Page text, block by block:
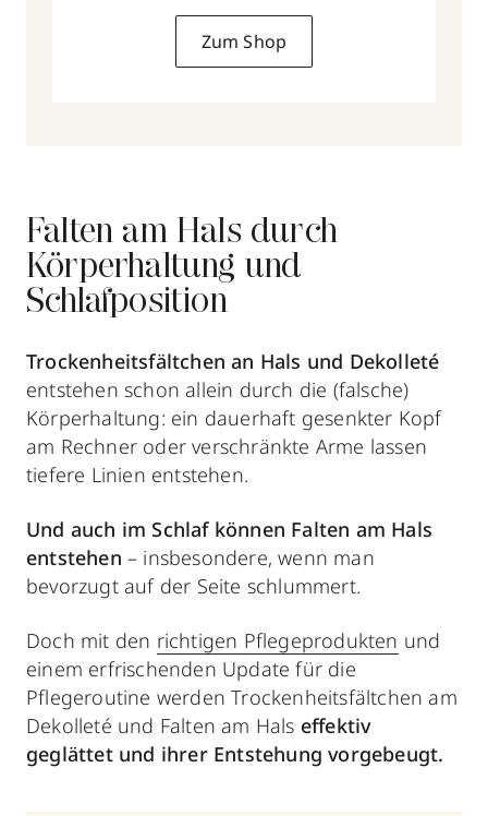
Zum Shop
Falten am Hals durch
Körperhaltung und
Schlafposition
Trockenheitsfältchen an Hals und Dekolleté
entstehen schon allein durch die (falsche)
Körperhaltung: ein dauerhaft gesenkter Kopf
am Rechner oder verschränkte Arme lassen
tiefere Linien entstehen.
Und auch im Schlaf können Falten am Hals
entstehen – insbesondere, wenn man
bevorzugt auf der Seite schlummert.
Doch mit den richtigen Pflegeprodukten und
einem erfrischenden Update für die
Pflegeroutine werden Trockenheitsfältchen am
Dekolleté und Falten am Hals effektiv
geglättet und ihrer Entstehung vorgebeugt.